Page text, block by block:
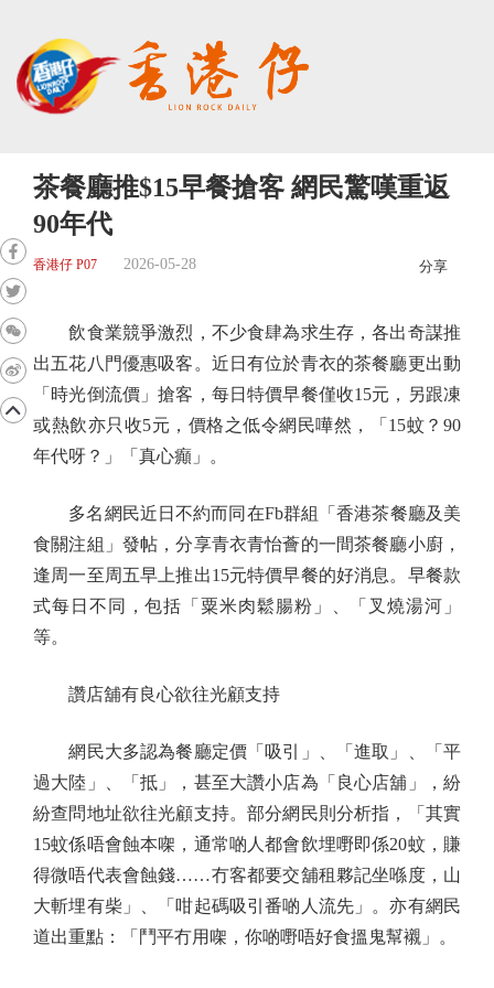
茶餐廳推$15早餐搶客 網民驚嘆重返
90年代
香港仔 P07 2026-05-28 分享
飲食業競爭激烈，不少食肆為求生存，各出奇謀推
出五花八門優惠吸客。近日有位於青衣的茶餐廳更出動
「時光倒流價」搶客，每日特價早餐僅收15元，另跟凍
或熱飲亦只收5元，價格之低令網民嘩然，「15蚊？90
年代呀？」「真心癲」。
多名網民近日不約而同在Fb群組「香港茶餐廳及美
食關注組」發帖，分享青衣青怡薈的一間茶餐廳小廚，
逢周一至周五早上推出15元特價早餐的好消息。早餐款
式每日不同，包括「粟米肉鬆腸粉」、「叉燒湯河」
等。
讚店舖有良心欲往光顧支持
網民大多認為餐廳定價「吸引」、「進取」、「平
過大陸」、「抵」，甚至大讚小店為「良心店舖」，紛
紛查問地址欲往光顧支持。部分網民則分析指，「其實
15蚊係唔會蝕本㗎，通常啲人都會飲埋嘢即係20蚊，賺
得微唔代表會蝕錢……冇客都要交舖租夥記坐喺度，山
大斬埋有柴」、「咁起碼吸引番啲人流先」。亦有網民
道出重點：「鬥平冇用㗎，你啲嘢唔好食搵鬼幫襯」。